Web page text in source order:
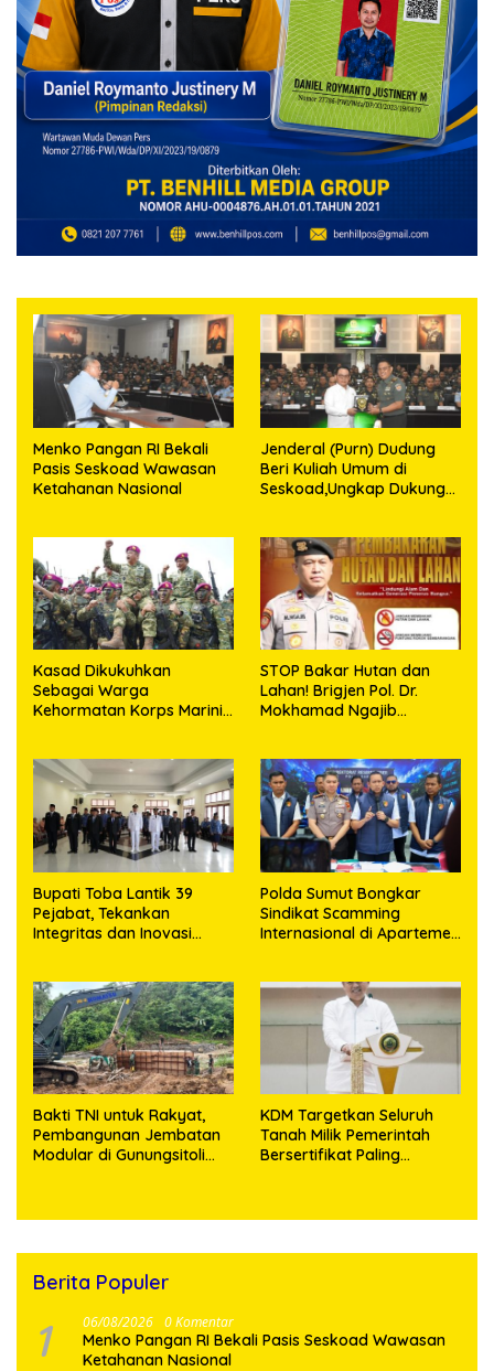
Menko Pangan RI Bekali
Pasis Seskoad Wawasan
Ketahanan Nasional
Jenderal (Purn) Dudung
Beri Kuliah Umum di
Seskoad,Ungkap Dukung
Kasad Dikukuhkan
Sebagai Warga
Kehormatan Korps Marinir
STOP Bakar Hutan dan
Lahan! Brigjen Pol. Dr.
Mokhamad Ngajib
Masa Depan!
Bupati Toba Lantik 39
Pejabat, Tekankan
Integritas dan Inovasi
Polda Sumut Bongkar
Sindikat Scamming
Internasional di Apartemen
Bakti TNI untuk Rakyat,
Pembangunan Jembatan
Modular di Gunungsitoli
KDM Targetkan Seluruh
Tanah Milik Pemerintah
Bersertifikat Paling
Berita Populer
1 06/08/2026 0 Komentar
Menko Pangan RI Bekali Pasis Seskoad Wawasan
Ketahanan Nasional